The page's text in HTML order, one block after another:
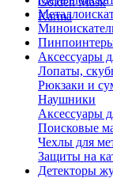
Karma
Аксессуары
Лопаты,
Рюкзаки и
Наушники
Аксессуары
Поисковые
Чехлы для
Защиты на
Детекторы